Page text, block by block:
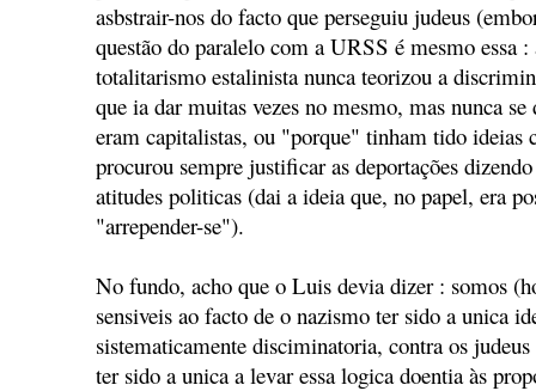
asbstrair-nos do facto que perseguiu judeus
questão do paralelo com a URSS é mesmo essa
totalitarismo estalinista nunca teorizou a
que ia dar muitas vezes no mesmo, mas nunca
eram capitalistas, ou "porque" tinham tido ideias
procurou sempre justificar as deportações
atitudes politicas (dai a ideia que, no papel, era
"arrepender-se").
No fundo, acho que o Luis devia dizer : somos
sensiveis ao facto de o nazismo ter sido a unica
sistematicamente disciminatoria, contra os
ter sido a unica a levar essa logica doentia às